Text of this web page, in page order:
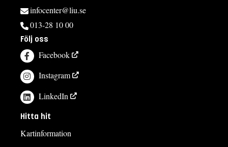
Kursplaninfocenter@liu.se
013-28 10 00
Följ oss
Facebook
Instagram
LinkedIn
Hitta hit
Kartinformation